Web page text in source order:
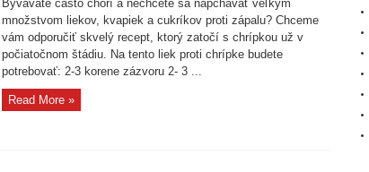
Bývavate často chorí a nechcete sa napchávať veľkým
množstvom liekov, kvapiek a cukríkov proti zápalu? Chceme
vám odporučiť skvelý recept, ktorý zatočí s chrípkou už v
počiatočnom štádiu. Na tento liek proti chrípke budete
potrebovať: 2-3 korene zázvoru 2- 3 ...
Read More »